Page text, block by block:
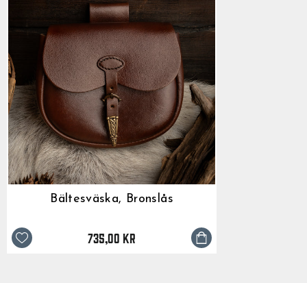
Bältesväska, Bronslås
735,00 kr